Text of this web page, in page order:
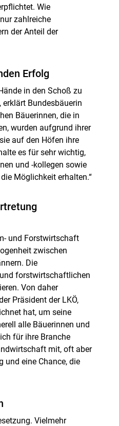
Wie
zahlreiche
der Anteil der
Erfolg
in den Schoß zu
erklärt Bundesbäuerin
Bäuerinnen, die in
wurden aufgrund ihrer
auf den Höfen ihre
es für sehr wichtig,
und -kollegen sowie
Möglichkeit erhalten.“
und Forstwirtschaft
zwischen
Die
forstwirtschaftlichen
Von daher
Präsident der LKÖ,
hat, um seine
alle Bäuerinnen und
für ihre Branche
mit, oft aber
und eine Chance, die
Vielmehr